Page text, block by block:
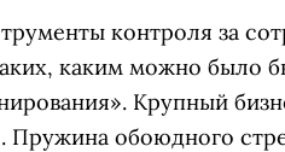
контроля за
каким можно было
Крупный
Пружина обоюдного